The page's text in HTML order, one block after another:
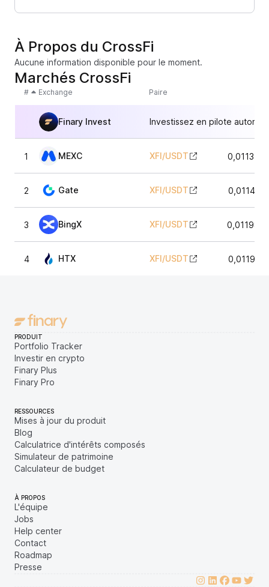
À Propos du CrossFi
Aucune information disponible pour le moment.
Marchés CrossFi
# Exchange Paire
Finary Invest Investissez en pilote
1 MEXC XFI/USDT
2 Gate XFI/USDT
3 BingX XFI/USDT
4 HTX XFI/USDT
PRODUIT
Portfolio Tracker
Investir en crypto
Finary Plus
Finary Pro
RESSOURCES
Mises à jour du produit
Blog
Calculatrice d'intérêts composés
Simulateur de patrimoine
Calculateur de budget
À PROPOS
L'équipe
Jobs
Help center
Contact
Roadmap
Presse